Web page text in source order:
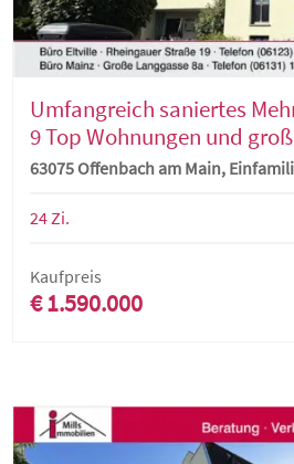
Umfangreich saniertes
9 Top Wohnungen und
63075 Offenbach am Main,
24 Zi.
Kaufpreis
€ 1.590.000